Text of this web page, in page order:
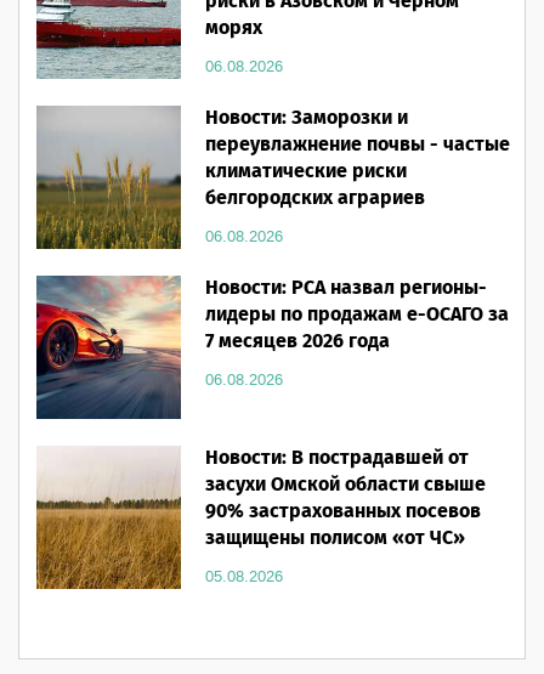
морях
06.08.2026
Новости: Заморозки и
переувлажнение почвы - частые
климатические риски
белгородских аграриев
06.08.2026
Новости: РСА назвал регионы-
лидеры по продажам е-ОСАГО за
7 месяцев 2026 года
06.08.2026
Новости: В пострадавшей от
засухи Омской области свыше
90% застрахованных посевов
защищены полисом «от ЧС»
05.08.2026